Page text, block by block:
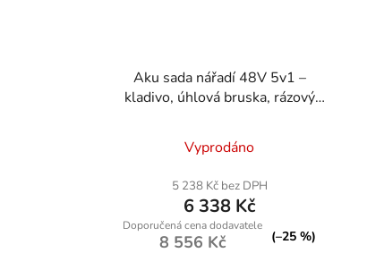
Aku sada nářadí 48V 5v1 –
kladivo, úhlová bruska, rázový
baterie ONDRAGON
Vyprodáno
5 238 Kč bez DPH
6 338 Kč
8 556 Kč (–25 %)